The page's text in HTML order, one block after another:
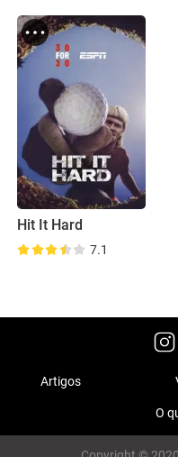
Hit It Hard
7.1
Artigos
O